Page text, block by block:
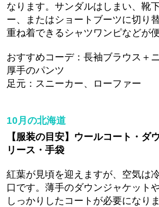
なります。サンダルはしまい、靴
ー、またはショートブーツに切り
重ね着できるシャツワンピなどが
おすすめコーデ：長袖ブラウス＋
厚手のパンツ
足元：スニーカー、ローファー
10月の北海道
【服装の目安】ウールコート・ダ
リース・手袋
紅葉が見頃を迎えますが、空気は
口です。薄手のダウンジャケット
しっかりしたコートが必要になり